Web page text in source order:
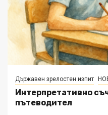
Държавен зрелостен изпит
Интерпретативно
пътеводител